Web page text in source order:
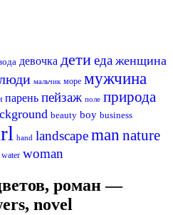
девочка детиеда женщина
мальчик море мужчина
парень пейзаж поле природа
beauty boy business
hand landscapeman nature
water woman
роман —
novel